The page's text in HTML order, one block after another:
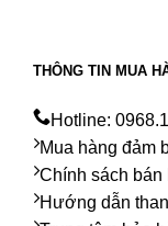
THÔNG TIN MUA
Hotline:
Mua hàng đảm
Chính sách bán
Hướng dẫn